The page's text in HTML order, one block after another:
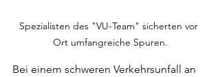
Spezialisten des "VU-Team" sicherten vor
Ort umfangreiche Spuren.
Bei einem schweren Verkehrsunfall an